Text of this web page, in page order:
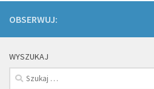
OBSERWUJ:
WYSZUKAJ
Szukaj: